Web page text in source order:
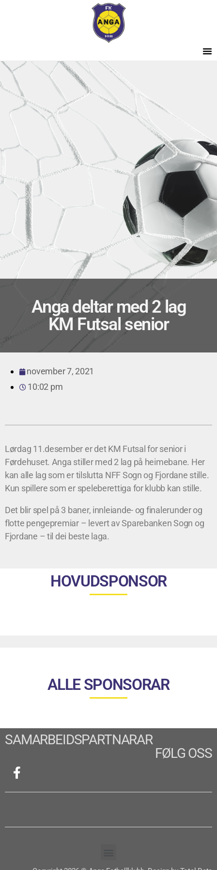
Anga deltar med 2 lag
KM Futsal senior
november 7, 2021
10:02 pm
Lørdag 11.desember er det KM Futsal for senior i
Førdehuset. Anga stiller med 2 lag på heimebane. Her
kan alle lag som er tilslutta NFF Sogn og Fjordane stille.
Kun spillere som er speleberettiga for klubb kan stille.
Det blir spel på 3 baner, innleiande- og finalerunder og
flotte pengepremiar – levert av Sparebanken Sogn og
Fjordane – til dei beste laga.
HOVUDSPONSOR
ALLE SPONSORAR
SAMARBEIDSPARTNARAR
FØLG OSS